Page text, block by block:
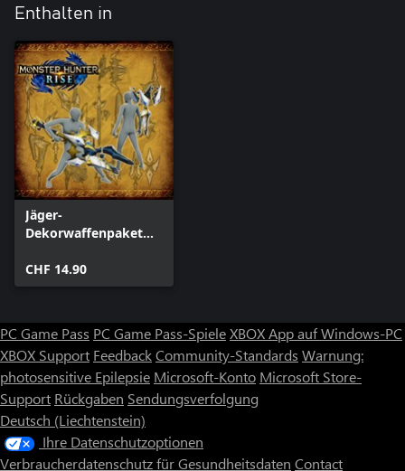
Enthalten in
Jäger-
Dekorwaffenpaket
CHF 14.90
PC Game Pass PC Game Pass-SpieleXBOX App auf Windows-PC
XBOX Support FeedbackCommunity-Standards Warnung:
photosensitive Epilepsie Microsoft-Konto Microsoft Store-
Support Rückgaben Sendungsverfolgung
Deutsch (Liechtenstein)
Ihre Datenschutzoptionen
Verbraucherdatenschutz für Gesundheitsdaten Contact